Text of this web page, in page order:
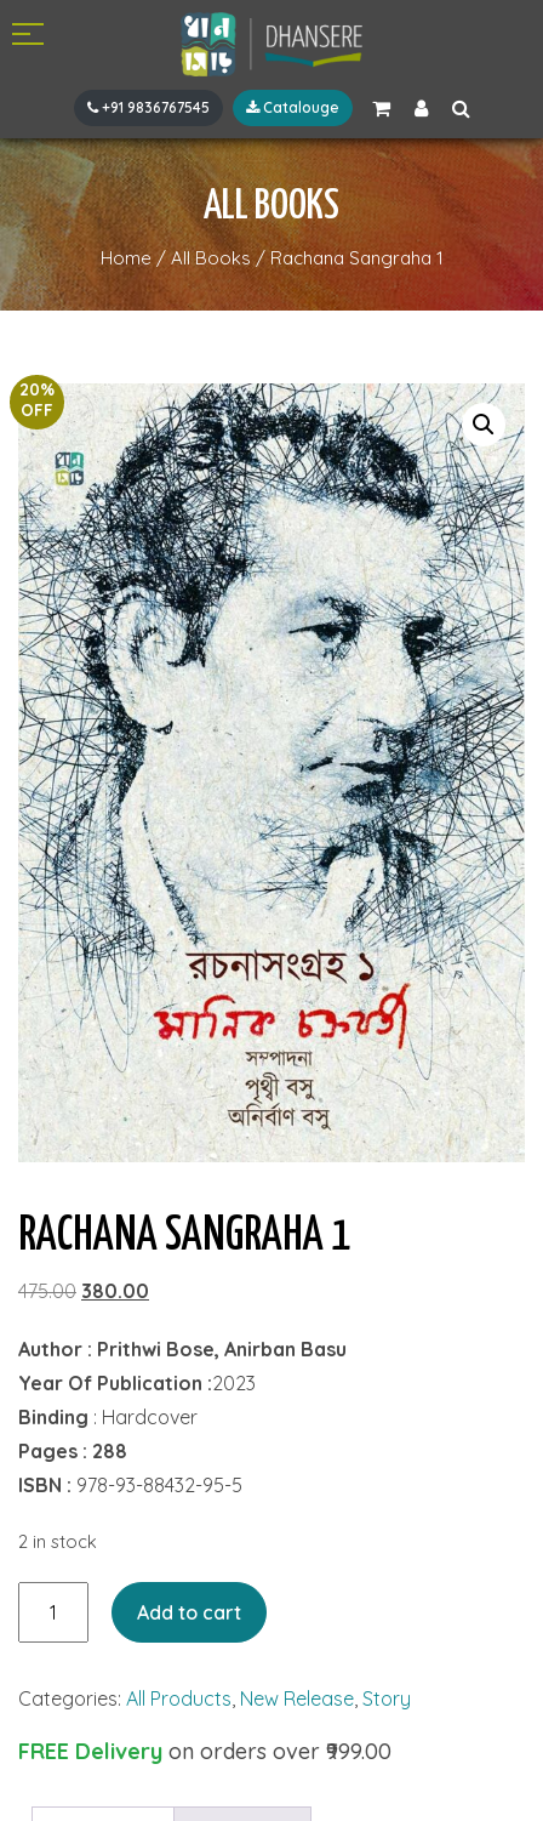
+91 9836767545 Catalouge
ALL BOOKS
Home / All Books/Rachana Sangraha 1
20%
OFF
RACHANA SANGRAHA 1
475.00 Original
was:
₹475.00.
380.00
is:
₹380.00.
Author : Prithwi Bose, Anirban Basu
Year Of Publication :2023
Binding : Hardcover
Pages : 288
ISBN : 978-93-88432-95-5
2 in stock
quantity
Add to cart
Categories: All Products, New Release, Story
FREE Delivery on orders over ₹999.00